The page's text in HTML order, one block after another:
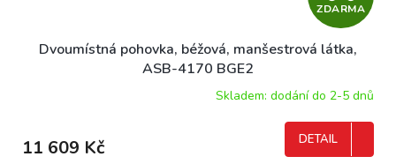
D
R
ZDARMA
Dvoumístná pohovka, béžová, manšestrová látka,
ASB-4170 BGE2
Skladem: dodání do 2-5 dnů
11 609 Kč DETAIL